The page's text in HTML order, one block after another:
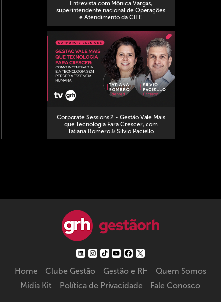
Entrevista com Mônica Vargas,
superintendente nacional de Operações
e Atendimento da CIEE
Corporate Sessions 2 - Gestão Vale Mais
que Tecnologia Para Crescer, com
Tatiana Romero & Silvio Paciello
Home Clube Gestão Gestão e RH
Quem Somos
Mídia Kit
Política de Privacidade Fale Conosco